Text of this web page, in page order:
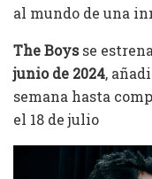
al mundo de una
The Boysse
junio de 2024,
semana hasta
el 18 de julio